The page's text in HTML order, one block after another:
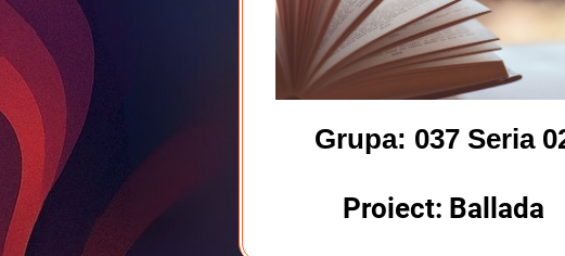
Grupa: 037 Seria
Proiect: Ballada